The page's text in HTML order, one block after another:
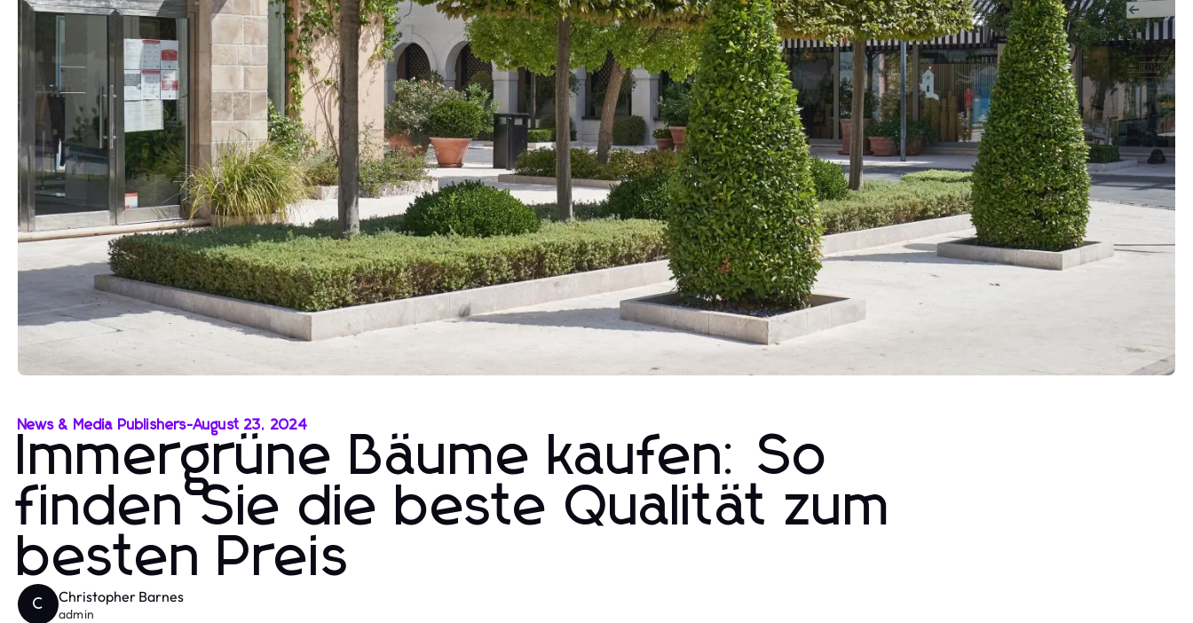
News & Media Publishers-August 23, 2024
Immergrüne Bäume kaufen: So
finden Sie die beste Qualität zum
besten Preis
C Christopher Barnes
admin